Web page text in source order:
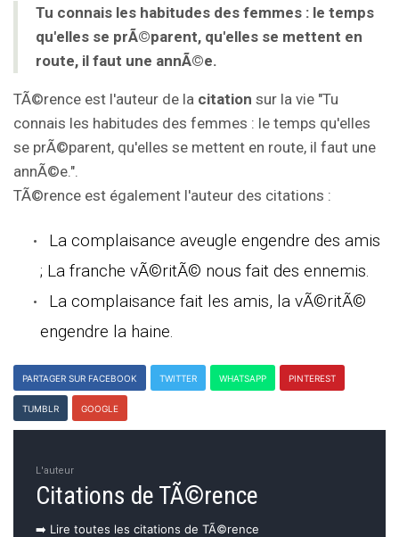
Tu connais les habitudes des femmes : le temps
qu'elles se prÃ©parent, qu'elles se mettent en
route, il faut une annÃ©e.
TÃ©rence est l'auteur de la citation sur la vie "Tu
connais les habitudes des femmes : le temps qu'elles
se prÃ©parent, qu'elles se mettent en route, il faut une
annÃ©e.".
TÃ©rence est également l'auteur des citations :
La complaisance aveugle engendre des amis
; La franche vÃ©ritÃ© nous fait des ennemis.
La complaisance fait les amis, la vÃ©ritÃ©
engendre la haine.
PARTAGER SUR FACEBOOK TWITTER WHATSAPP PINTEREST
TUMBLR GOOGLE
L'auteur
Citations de TÃ©rence
➡️ Lire toutes les citations de TÃ©rence